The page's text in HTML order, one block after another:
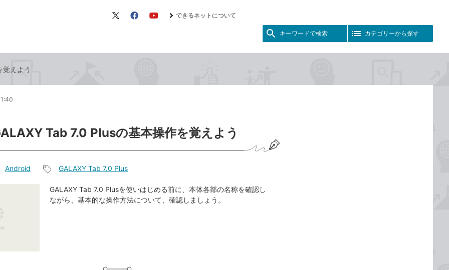
X（旧 FacebookYouTube
できるネットについて
キーワードで検索 カテゴリーから探す
えよう
Tab 7.0 Plusの基本操作を覚えよう
Android
事
タ
GALAXY Tab 7.0 Plus
GALAXY Tab 7.0 Plusを使いはじめる前に、本体各部の名称を確認し
ながら、基本的な操作方法について、確認しましょう。